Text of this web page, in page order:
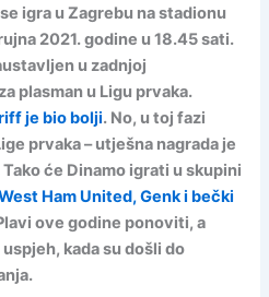
igra u Zagrebu na stadionu
2021. godine u 18.45 sati.
u zadnjoj
plasman u Ligu prvaka.
je bio bolji. No, u toj fazi
prvaka – utješna nagrada je
će Dinamo igrati u skupini
Ham United, Genk i bečki
ove godine ponoviti, a
kada su došli do